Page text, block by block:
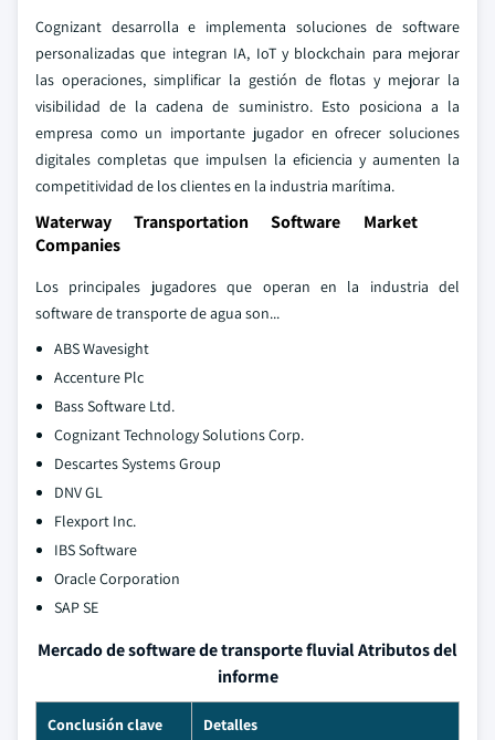
Cognizant desarrolla e implementa soluciones de software
personalizadas que integran IA, IoT y blockchain para mejorar
las operaciones, simplificar la gestión de flotas y mejorar la
visibilidad de la cadena de suministro. Esto posiciona a la
empresa como un importante jugador en ofrecer soluciones
digitales completas que impulsen la eficiencia y aumenten la
competitividad de los clientes en la industria marítima.
Waterway Transportation Software Market
Companies
Los principales jugadores que operan en la industria del
software de transporte de agua son...
ABS Wavesight
Accenture Plc
Bass Software Ltd.
Cognizant Technology Solutions Corp.
Descartes Systems Group
DNV GL
Flexport Inc.
IBS Software
Oracle Corporation
SAP SE
Mercado de software de transporte fluvial Atributos del
informe
Conclusión clave Detalles